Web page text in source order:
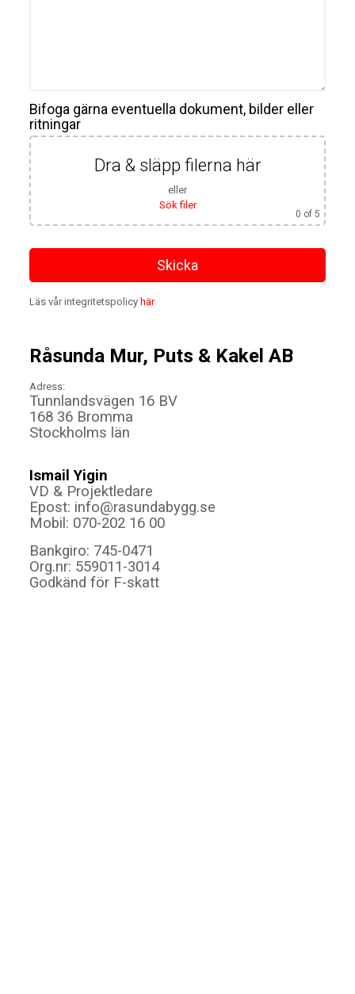
Bifoga gärna eventuella dokument, bilder eller
ritningar
Dra & släpp filerna här
eller
Sök filer
0 of 5
Läs vår integritetspolicy här
Råsunda Mur, Puts & Kakel AB
Adress:
Tunnlandsvägen 16 BV
168 36 Bromma
Stockholms län
Ismail Yigin
VD & Projektledare
Epost: info@rasundabygg.se
Mobil: 070-202 16 00
Bankgiro: 745-0471
Org.nr: 559011-3014
Godkänd för F-skatt